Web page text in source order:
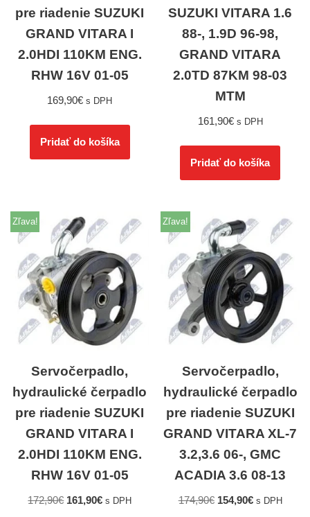
pre riadenie SUZUKI
GRAND VITARA I
2.0HDI 110KM ENG.
RHW 16V 01-05
169,90€ s DPH
Pridať do košíka
SUZUKI VITARA 1.6
88-, 1.9D 96-98,
GRAND VITARA
2.0TD 87KM 98-03
MTM
161,90€ s DPH
Pridať do košíka
Zľava!
Servočerpadlo,
hydraulické čerpadlo
pre riadenie SUZUKI
GRAND VITARA I
2.0HDI 110KM ENG.
RHW 16V 01-05
172,90€ 161,90€ s DPH
Zľava!
Servočerpadlo,
hydraulické čerpadlo
pre riadenie SUZUKI
GRAND VITARA XL-7
3.2,3.6 06-, GMC
ACADIA 3.6 08-13
174,90€ 154,90€ s DPH